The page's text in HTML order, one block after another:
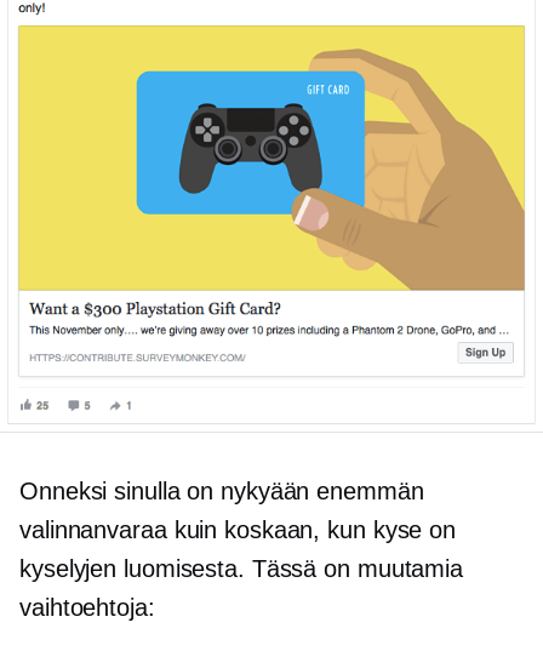
Onneksi sinulla on nykyään enemmän
valinnanvaraa kuin koskaan, kun kyse on
kyselyjen luomisesta. Tässä on muutamia
vaihtoehtoja: